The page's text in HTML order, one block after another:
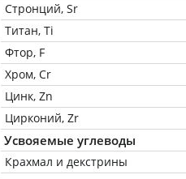
Стронций, Sr
Титан, Ti
Фтор, F
Хром, Cr
Цинк, Zn
Цирконий, Zr
Усвояемые углеводы
Крахмал и декстрины